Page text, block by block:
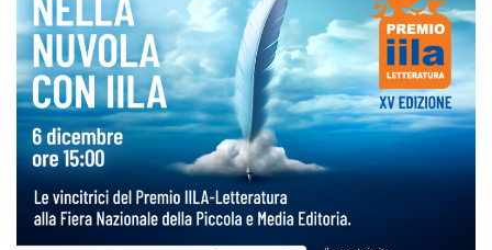
Patrimonio cultural
Empoderamiento socio-económico
Justicia y Seguridad
EUROsociAL
EL PAcCTO